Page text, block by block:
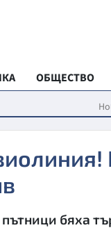
ОБЩЕСТВО
пътници бяха